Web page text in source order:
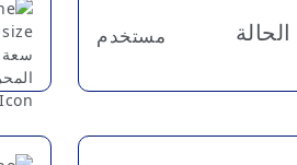
الحالة مستخدم